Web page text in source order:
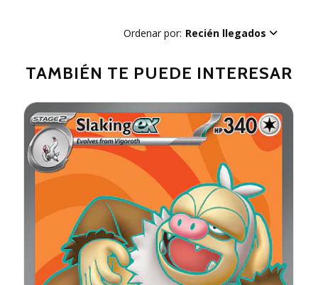
Ordenar por: Recién llegados
TAMBIÉN TE PUEDE INTERESAR